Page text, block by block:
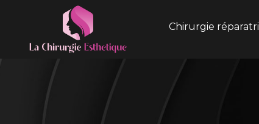
Chirurgie